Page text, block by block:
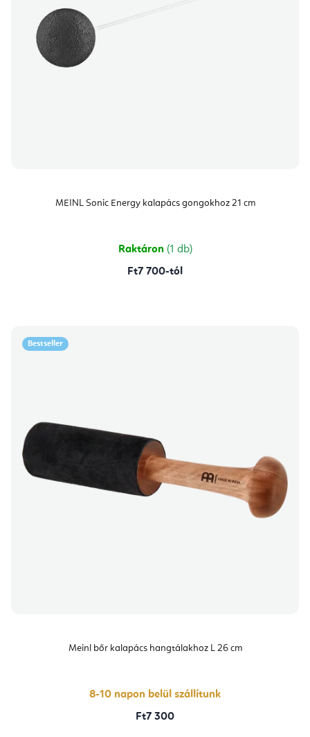
MEINL Sonic Energy kalapács gongokhoz 21 cm
Raktáron (1 db)
Ft7 700-tól
Bestseller
Meinl bőr kalapács hangtálakhoz L 26 cm
8-10 napon belül szállítunk
Ft7 300